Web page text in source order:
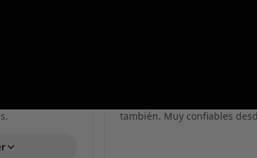
5
Uptempo
Súper
también. Muy confiables